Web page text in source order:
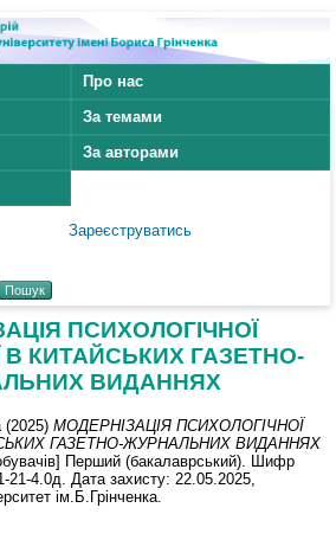
Про нас
За темами
За авторами
Зареєструватись
ПСИХОЛОГІЧНОЇ
В КИТАЙСЬКИХ ГАЗЕТНО-
ВИДАННЯХ
(2025) МОДЕРНІЗАЦІЯ ПСИХОЛОГІЧНОЇ
ГАЗЕТНО-ЖУРНАЛЬНИХ ВИДАННЯХ
Перший (бакалаврський). Шифр
21-4.0д. Дата захисту: 22.05.2025,
ім.Б.Грінченка.